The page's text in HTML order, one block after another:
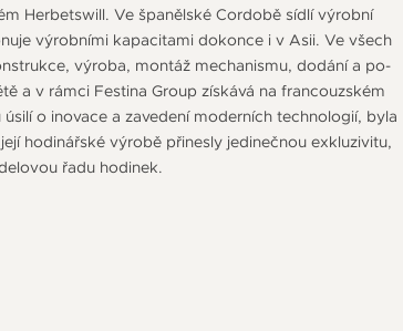
Herbetswill. Ve španělské Cordobě sídlí výrobní
výrobními kapacitami dokonce i v Asii. Ve všech
výroba, montáž mechanismu, dodání a po-
a v rámci Festina Group získává na francouzském
o inovace a zavedení moderních technologií, byla
hodinářské výrobě přinesly jedinečnou exkluzivitu,
řadu hodinek.